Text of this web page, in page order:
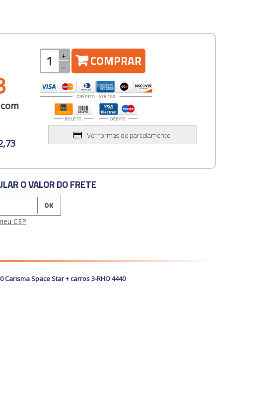
+
-
COMPRAR
Ver formas de parcelamento
O VALOR DO FRETE
CEP
Space Star + carros 3-RHO 4440